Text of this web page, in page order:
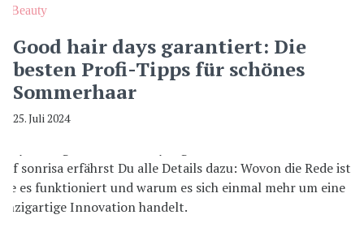
Beauty
Good hair days garantiert: Die
besten Profi-Tipps für schönes
Sommerhaar
25. Juli 2024